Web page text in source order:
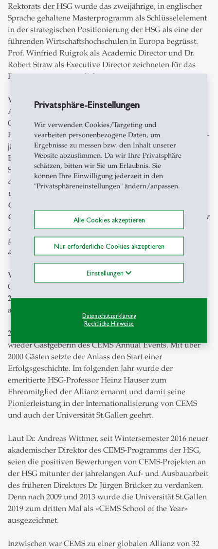
Privatsphäre-Einstellungen
Wir verwenden Cookies/Targeting und
vearbeiten personenbezogene Daten, um
Ergebnisse zu messen bzw. den Inhalt unserer
Website abzustimmen. Da wir Ihre Privatsphäre
schätzen, bitten wir Sie um Erlaubnis. Sie
können Ihre Einwilligung jederzeit in den
"Privatsphäreneinstellungen" ändern/anpassen.
Alle Cookies akzeptieren
Nur erforderliche Cookies akzeptieren
Einstellungen
Datenschutzerklärung
Rechtliche Hinweise
Rektorats der HSG wurde das zweijährige, in englischer
Sprache gehaltene Masterprogramm als Schlüsselelement
in der strategischen Positionierung der HSG als eine der
führenden Wirtschaftshochschulen in Europa begrüsst.
Prof. Winfried Ruigrok als Academic Director und Dr.
Robert Straw als Executive Director zeichneten für das
Programm verantwortlich.
Von 2003 bis 2010 führte HSG-Prof. Thomas Bieger als
Academic Chair von CEMS auf der Ebene des
Gesamtnetzwerks die Koordination der
Programmentwicklung und -steuerung. Anlässlich der 20-
jährigen Mitgliedschaft in CEMS (2009) charakterisierte
Bieger die Entwicklung der vergangenen Jahre mit drei
Schwerpunkten:«Ein wichtiger Entwicklungsschritt war
die Einführung eines modernen Qualitätsmanagements,
u.a. mit einer Peer Review. Im Zuge dieser
Qualitätsoffensive wurde auch das Curriculum des
CEMS-MIM weiterentwickelt. Die dritte Stossrichtung war
die Erweiterung von einer europäischen hin zu einer
globalen Allianz. Nun ist CEMS mit Partneruniversitäten
auf fünf Kontinenten vertreten.»
Von der Wirtschaftszeitung «Financial Times» wurde
CEMS-MIM weltweit als die Nr. 1 bewertet und die HSG
2009 erstmals als «CEMS School of the Year»
ausgezeichnet.
2012 war die Universität St.Gallen nach 1995 erstmals
wieder Gastgeberin des CEMS Annual Events. Mit über
2000 Gästen setzte der Anlass den Start einer
Erfolgsgeschichte. Im folgenden Jahr wurde der
emeritierte HSG-Professor Heinz Hauser zum
Ehrenmitglied der Allianz ernannt und damit seine
Pionierleistung in der Internationalisierung von CEMS
und auch der Universität St.Gallen geehrt.
Laut Dr. Andreas Wittmer, seit Wintersemester 2016 neuer
akademischer Direktor des CEMS-Programms der HSG,
seien die positiven Bewertungen von CEMS-Projekten an
der HSG mitunter der jahrelangen Auf- und Ausbauarbeit
des früheren Direktors Dr. Jürgen Brücker zu verdanken.
Denn nach 2009 und 2013 wurde die Universität St.Gallen
2019 zum dritten Mal als «CEMS School of the Year»
ausgezeichnet.
Inzwischen war CEMS zu einer globalen Allianz von 32